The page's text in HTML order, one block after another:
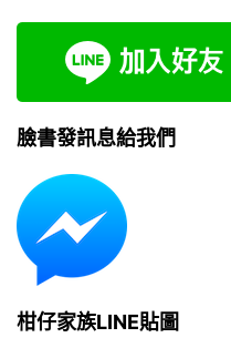
臉書發訊息給我們
柑仔家族LINE貼圖